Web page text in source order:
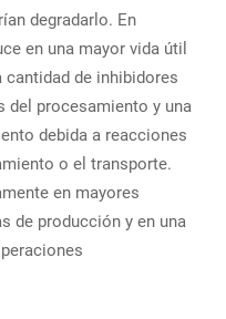
degradarlo. En
en una mayor vida útil
de inhibidores
del procesamiento y una
debida a reacciones
o el transporte.
en mayores
de producción y en una